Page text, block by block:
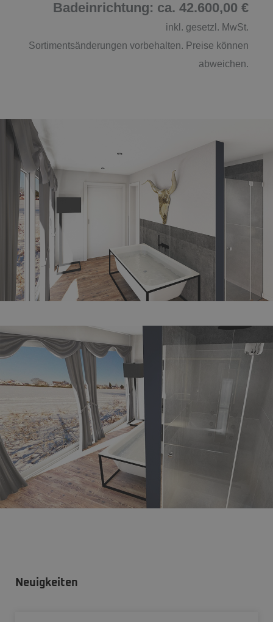
Badeinrichtung: ca. 42.600,00 €
inkl. gesetzl. MwSt.
Sortimentsänderungen vorbehalten. Preise können
abweichen.
Neuigkeiten